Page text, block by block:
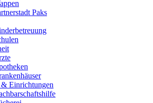
Paks
& Einrichtungen